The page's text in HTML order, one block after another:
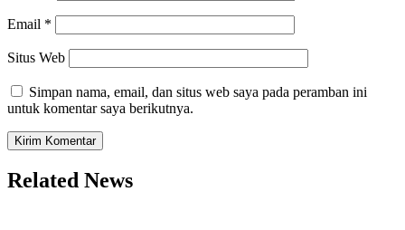
Email *
Situs Web
Simpan nama, email, dan situs web saya pada peramban ini
untuk komentar saya berikutnya.
Related News